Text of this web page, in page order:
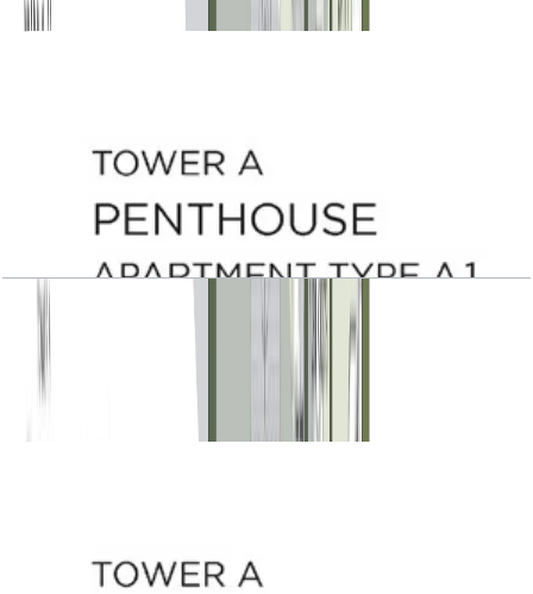
باز کردن چیدمان
Central Park Plaza, Tower A, Penthouse, Type
A.1, Level 22